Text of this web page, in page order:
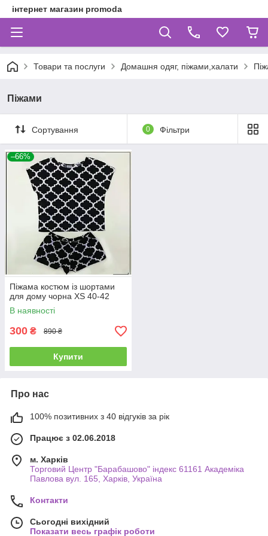
інтернет магазин promoda
Товари та послуги Домашня одяг, піжами,халати
Піжами
Сортування 0 Фільтри
–66%
Піжама костюм із шортами
для дому чорна XS 40-42
В наявності
300 ₴ 890 ₴
Купити
Про нас
100% позитивних з 40 відгуків за рік
Працює з 02.06.2018
м. Харків
Торговий Центр "Барабашово" індекс 61161 Академіка
Павлова вул. 165, Харків, Україна
Контакти
Сьогодні вихідний
Показати весь графік роботи